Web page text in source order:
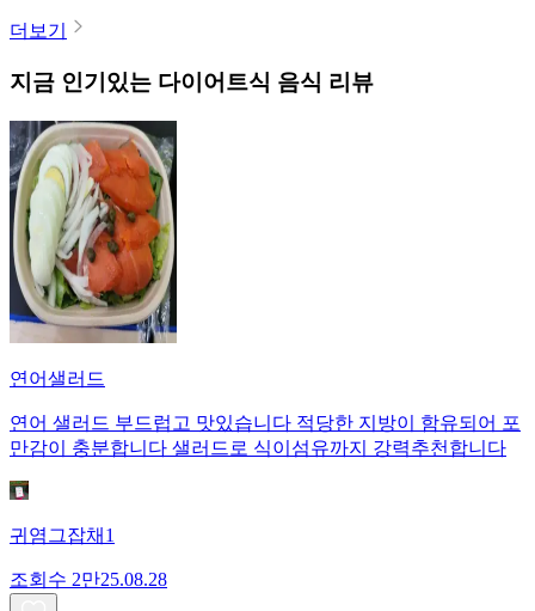
더보기
지금 인기있는 다이어트식 음식 리뷰
연어샐러드
연어 샐러드 부드럽고 맛있습니다 적당한 지방이 함유되어 포
만감이 충분합니다 샐러드로 식이섬유까지 강력추천합니다
귀염그잡채1
조회수 2만25.08.28